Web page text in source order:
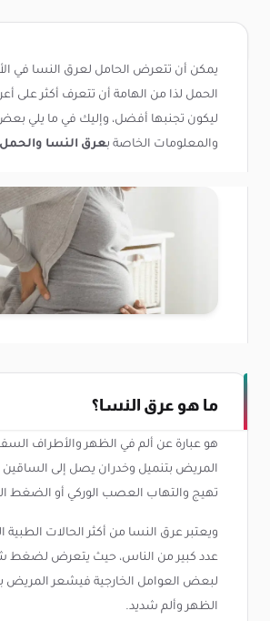
يمكن أن تتعرض الحامل لعرق النسا في
الحمل لذا من الهامة أن تتعرف أكثر على
ليكون تجنبها أفضل، وإليك في ما يلي
والمعلومات الخاصة بعرق النسا والحمل
ما هو عرق النسا؟
هو عبارة عن ألم في الظهر والأطراف
المريض بتنميل وخدران يصل إلى
تهيج والتهاب العصب الوركي أو الضغط
ويعتبر عرق النسا من أكثر الحالات الطبية
عدد كبير من الناس، حيث يتعرض لضغط
لبعض العوامل الخارجية فيشعر المريض
الظهر وألم شديد.